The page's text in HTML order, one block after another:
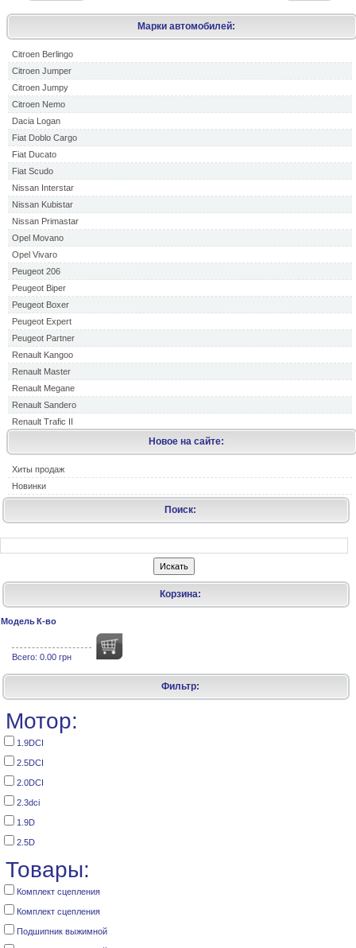
Марки автомобилей:
Citroen Berlingo
Citroen Jumper
Citroen Jumpy
Citroen Nemo
Dacia Logan
Fiat Doblo Cargo
Fiat Ducato
Fiat Scudo
Nissan Interstar
Nissan Kubistar
Nissan Primastar
Opel Movano
Opel Vivaro
Peugeot 206
Peugeot Biper
Peugeot Boxer
Peugeot Expert
Peugeot Partner
Renault Kangoo
Renault Master
Renault Megane
Renault Sandero
Renault Trafic II
Новое на сайте:
Хиты продаж
Новинки
Поиск:
Корзина:
Модель К-во
Всего: 0.00 грн
Фильтр:
Мотор:
1.9DCI
2.5DCI
2.0DCI
2.3dci
1.9D
2.5D
Товары:
Комплект сцепления
Комплект сцепления
Подшипник выжимной